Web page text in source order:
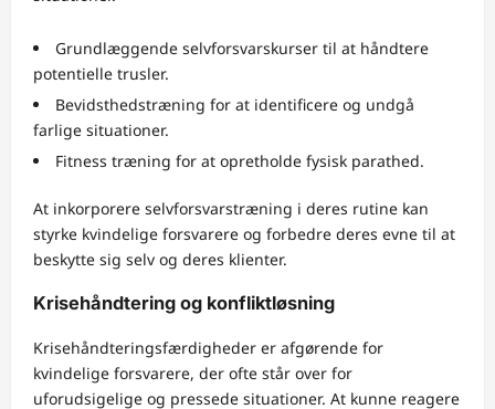
Grundlæggende selvforsvarskurser til at håndtere
potentielle trusler.
Bevidsthedstræning for at identificere og undgå
farlige situationer.
Fitness træning for at opretholde fysisk parathed.
At inkorporere selvforsvarstræning i deres rutine kan
styrke kvindelige forsvarere og forbedre deres evne til at
beskytte sig selv og deres klienter.
Krisehåndtering og konfliktløsning
Krisehåndteringsfærdigheder er afgørende for
kvindelige forsvarere, der ofte står over for
uforudsigelige og pressede situationer. At kunne reagere